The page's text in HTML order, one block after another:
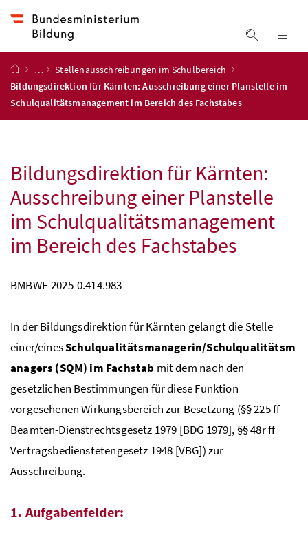
Suche
Startseite
…
Stellenausschreibungen im Schulbereich
Bildungsdirektion für Kärnten: Ausschreibung einer Planstelle im
Schulqualitätsmanagement im Bereich des Fachstabes
Bildungsdirektion für Kärnten:
Ausschreibung einer Planstelle
im Schulqualitätsmanagement
im Bereich des Fachstabes
BMBWF-2025-0.414.983
In der Bildungsdirektion für Kärnten gelangt die Stelle
einer/einesSchulqualitätsmanagerin/Schulqualitätsm
anagers (SQM) im Fachstab mit dem nach den
gesetzlichen Bestimmungen für diese Funktion
vorgesehenen Wirkungsbereich zur Besetzung (§§ 225ff
Beamten-Dienstrechtsgesetz 1979 [BDG 1979],§§48rff
Vertragsbedienstetengesetz 1948 [VBG]) zur
Ausschreibung.
1. Aufgabenfelder: